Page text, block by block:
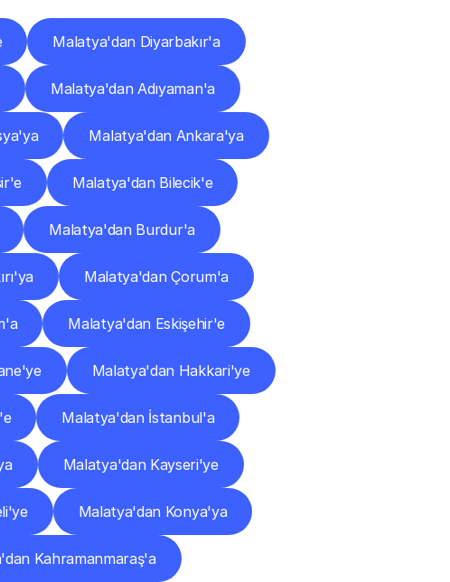
Malatya'dan Diyarbakır'a
Malatya'dan Adıyaman'a
Malatya'dan Ankara'ya
Malatya'dan Bilecik'e
Malatya'dan Burdur'a
Malatya'dan Çorum'a
Malatya'dan Eskişehir'e
Malatya'dan Hakkari'ye
Malatya'dan İstanbul'a
Malatya'dan Kayseri'ye
Malatya'dan Konya'ya
Kahramanmaraş'a